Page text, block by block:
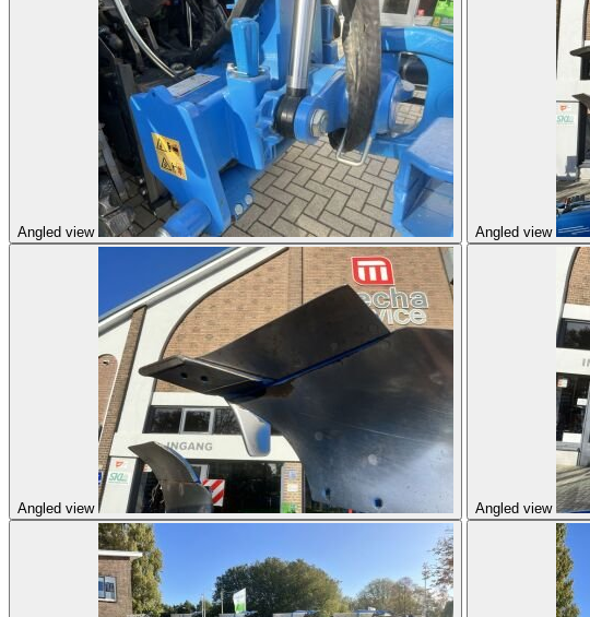
Angled view Angled view
Angled view Angled view